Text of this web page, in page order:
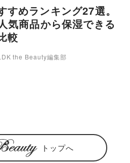
すめランキング27選。
気商品から保湿できる
較
the Beauty編集部
トップへ